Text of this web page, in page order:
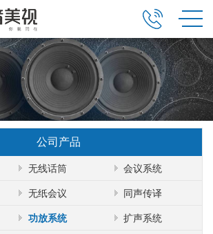
公司产品
无线话筒 会议系统
无纸会议 同声传译
功放系统 扩声系统